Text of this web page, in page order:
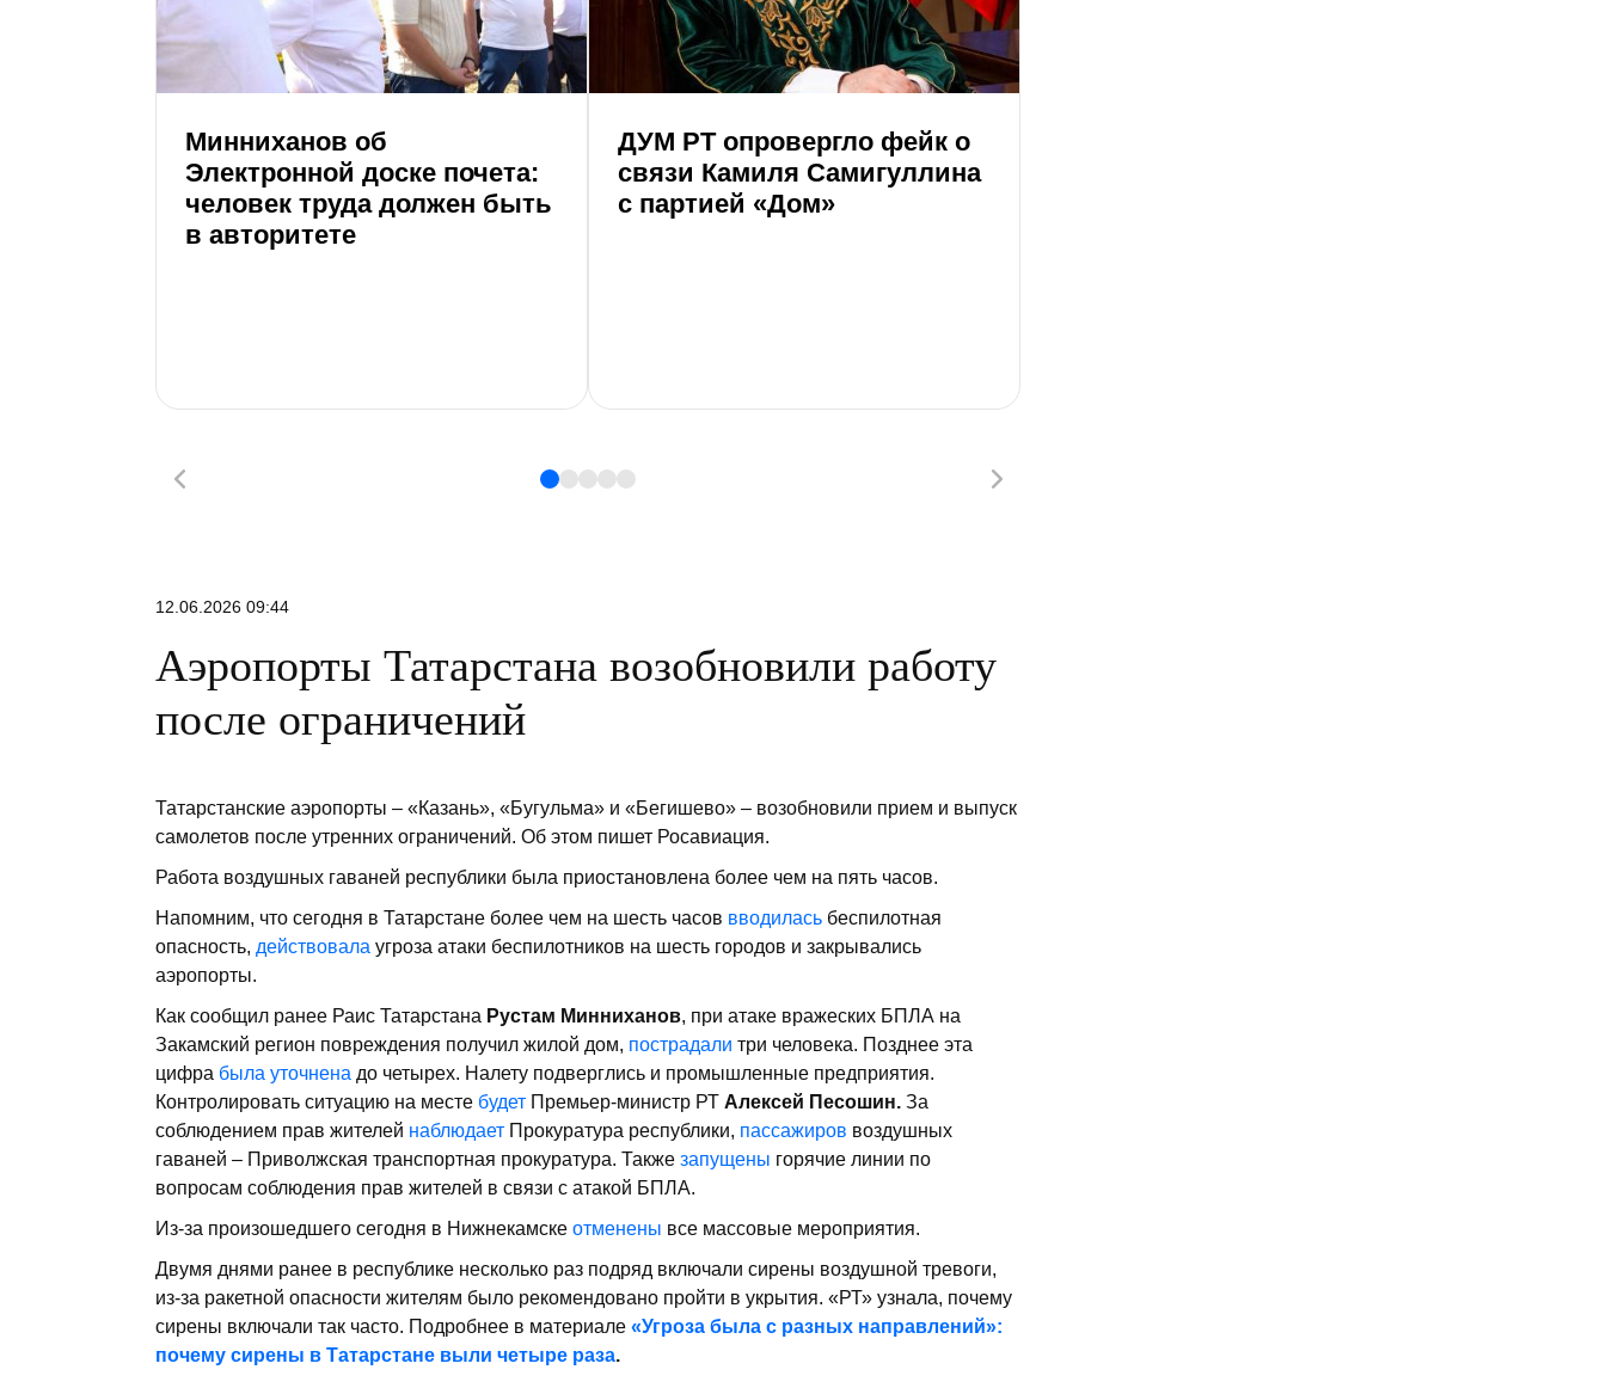
Минниханов об
Электронной доске почета:
человек труда должен быть
в авторитете
ДУМ РТ опровергло фейк о
связи Камиля Самигуллина
с партией «Дом»
12.06.2026 09:44
Аэропорты Татарстана возобновили работу
после ограничений
Татарстанские аэропорты – «Казань», «Бугульма» и «Бегишево» – возобновили прием и выпуск
самолетов после утренних ограничений. Об этом пишет Росавиация.
Работа воздушных гаваней республики была приостановлена более чем на пять часов.
Напомним, что сегодня в Татарстане более чем на шесть часов вводилась беспилотная
опасность, действовала угроза атаки беспилотников на шесть городов и закрывались
аэропорты.
Как сообщил ранее Раис Татарстана Рустам Минниханов, при атаке вражеских БПЛА на
Закамский регион повреждения получил жилой дом, пострадали три человека. Позднее эта
цифра была уточнена до четырех. Налету подверглись и промышленные предприятия.
Контролировать ситуацию на месте будет Премьер-министр РТ Алексей Песошин. За
соблюдением прав жителей наблюдает Прокуратура республики, пассажиров воздушных
гаваней – Приволжская транспортная прокуратура. Также запущены горячие линии по
вопросам соблюдения прав жителей в связи с атакой БПЛА.
Из-за произошедшего сегодня в Нижнекамске отменены все массовые мероприятия.
Двумя днями ранее в республике несколько раз подряд включали сирены воздушной тревоги,
из-за ракетной опасности жителям было рекомендовано пройти в укрытия. «РТ» узнала, почему
сирены включали так часто. Подробнее в материале «Угроза была с разных направлений»:
почему сирены в Татарстане выли четыре раза.